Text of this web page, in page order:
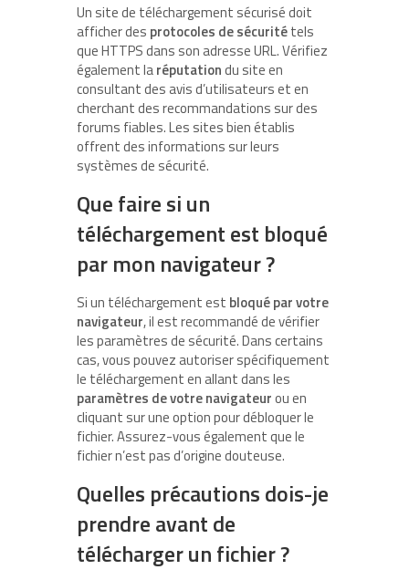
Un site de téléchargement sécurisé doit
afficher des protocoles de sécuritétels
que HTTPS dans son adresse URL. Vérifiez
également laréputationdu site en
consultant des avis d’utilisateurs et en
cherchant des recommandations sur des
forums fiables. Les sites bien établis
offrent des informations sur leurs
systèmes de sécurité.
Que faire si un
téléchargement est bloqué
par mon navigateur ?
Si un téléchargement est bloqué par votre
navigateur, il est recommandé de vérifier
les paramètres de sécurité. Dans certains
cas, vous pouvez autoriser spécifiquement
le téléchargement en allant dans les
paramètres de votre navigateurou en
cliquant sur une option pour débloquer le
fichier. Assurez-vous également que le
fichier n’est pas d’origine douteuse.
Quelles précautions dois-je
prendre avant de
télécharger un fichier ?